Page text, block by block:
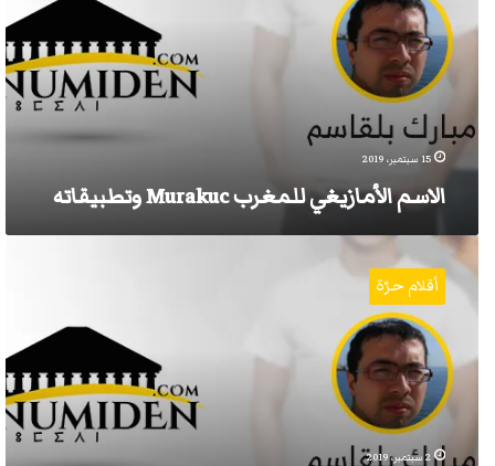
وتطبيقاته
15 سبتمبر، 2019
الاسم الأمازيغي للمغرب Murakuc وتطبيقاته
بودهان
وعصيد
يعترفان
ترسيم
اللغة
الأمازيغية
أقلام حرّة
2 سبتمبر، 2019